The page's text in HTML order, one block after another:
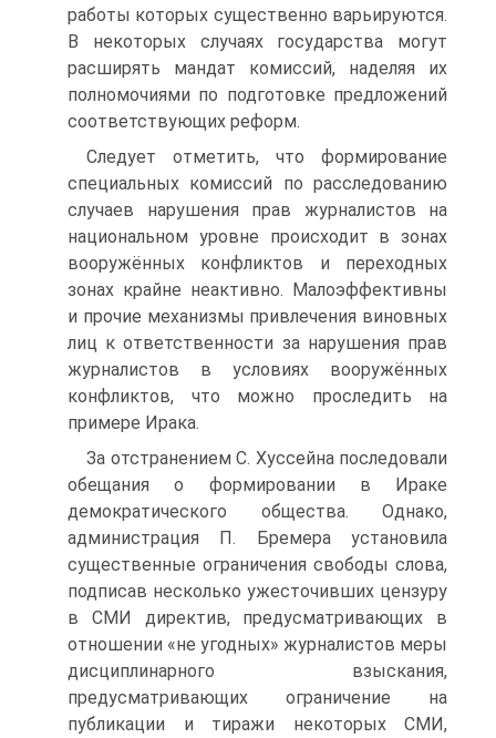
работы которых существенно варьируются.
В некоторых случаях государства могут
расширять мандат комиссий, наделяя их
полномочиями по подготовке предложений
соответствующих реформ.
Следует отметить, что формирование
специальных комиссий по расследованию
случаев нарушения прав журналистов на
национальном уровне происходит в зонах
вооружённых конфликтов и переходных
зонах крайне неактивно. Малоэффективны
и прочие механизмы привлечения виновных
лиц к ответственности за нарушения прав
журналистов в условиях вооружённых
конфликтов, что можно проследить на
примере Ирака.
За отстранением С. Хуссейна последовали
обещания о формировании в Ираке
демократического общества. Однако,
администрация П. Бремера установила
существенные ограничения свободы слова,
подписав несколько ужесточивших цензуру
в СМИ директив, предусматривающих в
отношении «не угодных» журналистов меры
дисциплинарного взыскания,
предусматривающих ограничение на
публикации и тиражи некоторых СМИ,